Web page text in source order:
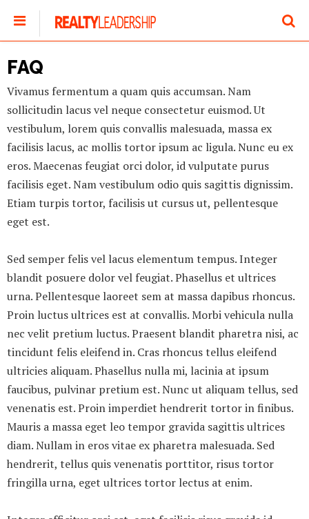
FAQ
Vivamus fermentum a quam quis accumsan. Nam
sollicitudin lacus vel neque consectetur euismod. Ut
vestibulum, lorem quis convallis malesuada, massa ex
facilisis lacus, ac mollis tortor ipsum ac ligula. Nunc eu ex
eros. Maecenas feugiat orci dolor, id vulputate purus
facilisis eget. Nam vestibulum odio quis sagittis dignissim.
Etiam turpis tortor, facilisis ut cursus ut, pellentesque
eget est.
Sed semper felis vel lacus elementum tempus. Integer
blandit posuere dolor vel feugiat. Phasellus et ultrices
urna. Pellentesque laoreet sem at massa dapibus rhoncus.
Proin luctus ultrices est at convallis. Morbi vehicula nulla
nec velit pretium luctus. Praesent blandit pharetra nisi, ac
tincidunt felis eleifend in. Cras rhoncus tellus eleifend
ultricies aliquam. Phasellus nulla mi, lacinia at ipsum
faucibus, pulvinar pretium est. Nunc ut aliquam tellus, sed
venenatis est. Proin imperdiet hendrerit tortor in finibus.
Mauris a massa eget leo tempor gravida sagittis ultrices
diam. Nullam in eros vitae ex pharetra malesuada. Sed
hendrerit, tellus quis venenatis porttitor, risus tortor
fringilla urna, eget ultrices tortor lectus at enim.